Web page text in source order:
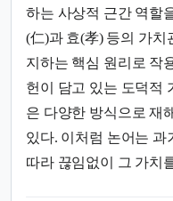
하는 사상적 근간 역할
(仁)과 효(孝) 등의 가치
지하는 핵심 원리로 작
헌이 담고 있는 도덕적
은 다양한 방식으로 재
있다. 이처럼 논어는 과
따라 끊임없이 그 가치